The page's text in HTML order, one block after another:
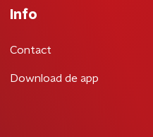
Info
Contact
Download de app